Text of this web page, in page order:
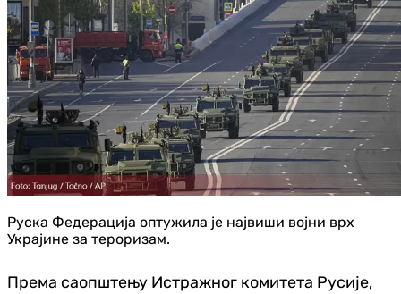
Руска Федерација оптужила је највиши војни врх
Украјине за тероризам.
Према саопштењу Истражног комитета Русије,